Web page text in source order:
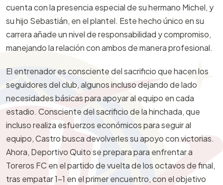
cuenta con la presencia especial de su hermano Michel, y
su hijo Sebastián, en el plantel. Este hecho único en su
carrera añade un nivel de responsabilidad y compromiso,
manejando la relación con ambos de manera profesional.
El entrenador es consciente del sacrificio que hacen los
seguidores del club, algunos incluso dejando de lado
necesidades básicas para apoyar al equipo en cada
estadio. Consciente del sacrificio de la hinchada, que
incluso realiza esfuerzos económicos para seguir al
equipo, Castro busca devolverles su apoyo con victorias.
Ahora, Deportivo Quito se prepara para enfrentar a
Toreros FC en el partido de vuelta de los octavos de final,
tras empatar 1-1 en el primer encuentro, con el objetivo